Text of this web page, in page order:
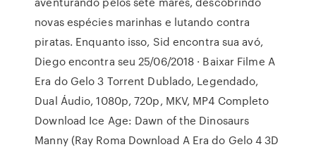
novas espécies marinhas e lutando contra
piratas. Enquanto isso, Sid encontra sua avó,
Diego encontra seu 25/06/2018 · Baixar Filme A
Era do Gelo 3 Torrent Dublado, Legendado,
Dual Áudio, 1080p, 720p, MKV, MP4 Completo
Download Ice Age: Dawn of the Dinosaurs
Manny (Ray Roma Download A Era do Gelo 4 3D